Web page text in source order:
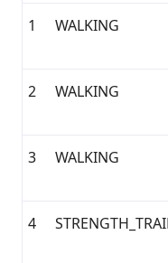
1 WALKING
2 WALKING
3 WALKING
4